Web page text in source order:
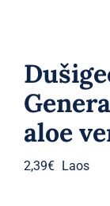
aloe
2,39€ Laos